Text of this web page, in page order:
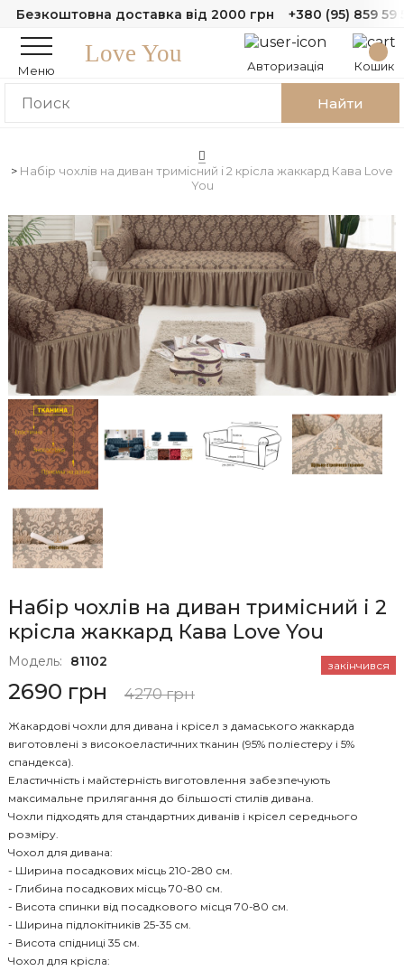
Безкоштовна доставка від 2000 грн +380 (95) 859 59
Меню
Love You Авторизація Кошик
Найти
Набір чохлів на диван тримісний і 2 крісла жаккард Кава Love
You
Набір чохлів на диван тримісний і 2
крісла жаккард Кава Love You
Модель: 81102 закінчився
2690 грн 4270 грн
Жакардові чохли для дивана і крісел з дамаського жаккарда
виготовлені з високоеластичних тканин (95% поліестеру і 5%
спандекса).
Еластичність і майстерність виготовлення забезпечують
максимальне прилягання до більшості стилів дивана.
Чохли підходять для стандартних диванів і крісел середнього
розміру.
Чохол для дивана:
- Ширина посадкових місць 210-280 см.
- Глибина посадкових місць 70-80 см.
- Висота спинки від посадкового місця 70-80 см.
- Ширина підлокітників 25-35 см.
- Висота спідниці 35 см.
Чохол для крісла: